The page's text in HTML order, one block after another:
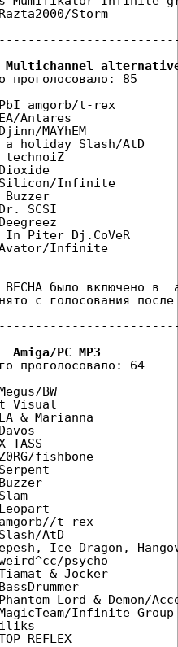
Razta2000/Storm
проголосовало: 85
amgorb/t-rex
Antares
MAYhEM
a holiday Slash/
technoiZ
Dioxide
Silicon/Infinite
Buzzer
Dr. SCSI
Deegreez
In Piter Dj.CoVeR
Avator/Infinite
было включено в
с голосования
проголосовало: 64
BW
Visual
& Marianna
Davos
X-TASS
Z0RG/fishbone
Buzzer
Leopart
amgorb//t-rex
Slash/AtD
Ice Dragon,
psycho
Tiamat & Jocker
BassDrummer
Lord &
Infinite
iliks
TOP REFLEX